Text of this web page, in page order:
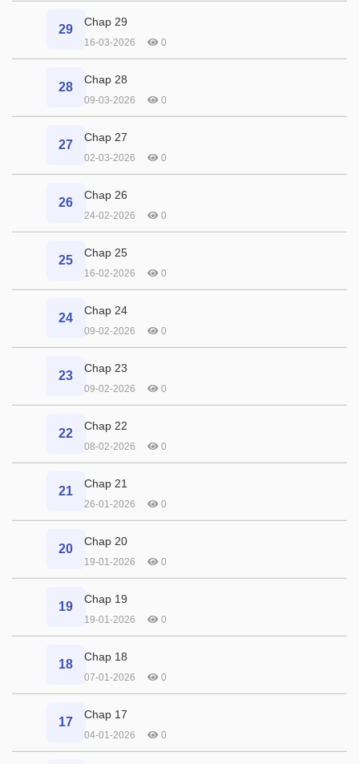
29
Chap 29
16-03-2026 0
28
Chap 28
09-03-2026 0
27
Chap 27
02-03-2026 0
26
Chap 26
24-02-2026 0
25
Chap 25
16-02-2026 0
24
Chap 24
09-02-2026 0
23
Chap 23
09-02-2026 0
22
Chap 22
08-02-2026 0
21
Chap 21
26-01-2026 0
20
Chap 20
19-01-2026 0
19
Chap 19
19-01-2026 0
18
Chap 18
07-01-2026 0
17
Chap 17
04-01-2026 0